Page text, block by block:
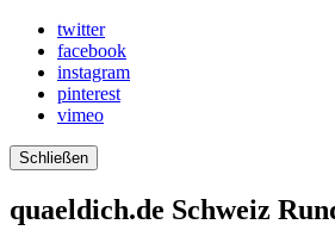
twitter
facebook
instagram
pinterest
vimeo
Schließen
quaeldich.de Schweiz